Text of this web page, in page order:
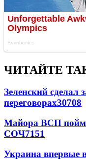
ЧИТАЙТЕ
Зеленский сделал
переговорах30708
Майора ВСП
СОЧ7151
Украина впервые